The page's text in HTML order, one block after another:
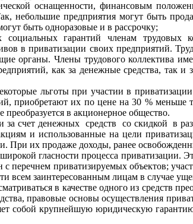
оснащенности, финан­совым
небольшие предприятия могут быть
быть одноразовые и в рассрочку;
гаран­тий членам трудовых
в приватизации своих предприятий.
органы. Члены трудового коллектива
как за денежные средства,
льготы при участии в
приобретают их по цене на 30 % меньше
преобразуется в акционерное общество.
за счет денежных средств со скидкой в
и использованные на цели
При их продаже доходы, ранее
гласности процесса приватизации.
перечнем приватизируемых объектов;
всем заинтересованным лицам в случае
в качестве одного из средств
правовые основы осуществления
собой крупнейшую юридическую